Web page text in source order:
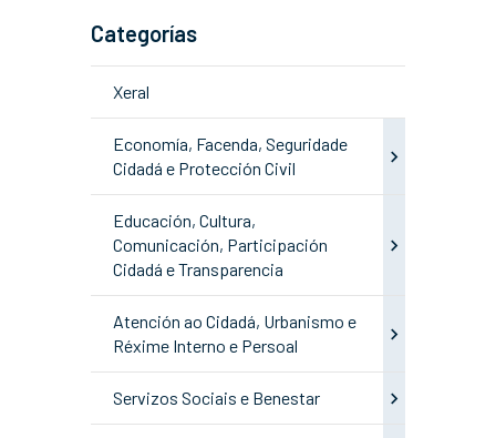
Categorías
Xeral
Economía, Facenda, Seguridade
Cidadá e Protección Civil
Educación, Cultura,
Comunicación, Participación
Cidadá e Transparencia
Atención ao Cidadá, Urbanismo e
Réxime Interno e Persoal
Servizos Sociais e Benestar